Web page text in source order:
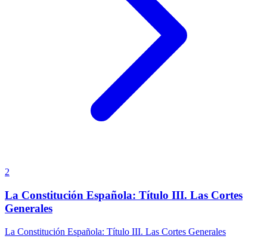
2
La Constitución Española: Título III. Las Cortes
Generales
La Constitución Española: Título III. Las Cortes Generales